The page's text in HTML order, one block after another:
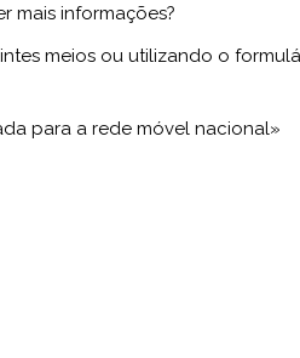
mais informações?
meios ou utilizando o
para a rede móvel nacional»